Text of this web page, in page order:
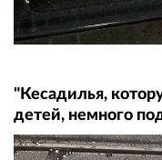
"Кесадилья,
детей, немного